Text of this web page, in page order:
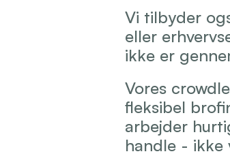
Vi tilbyder
eller
ikke er
Vores
fleksibel
arbejder
handle - ikke